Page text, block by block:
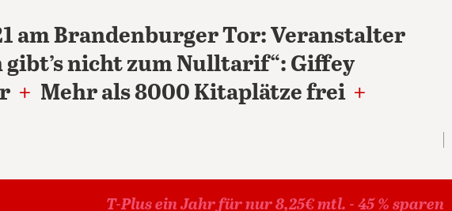
am Brandenburger Tor: Veranstalter
gibt’s nicht zum Nulltarif“: Giffey
+ Mehr als 8000 Kitaplätze frei +
T-Plus ein Jahr für nur 8,25€ mtl. - 45 % sparen